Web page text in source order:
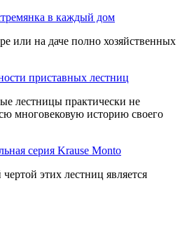
в каждый дом
или на даче полно хозяйственных
приставных лестниц
лестницы практически не
многовековую историю своего
серия Krause Monto
этих лестниц является